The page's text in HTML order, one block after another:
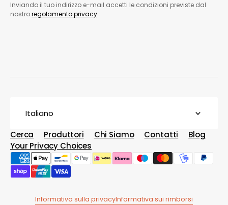
Inviando il tuo indirizzo e-mail accetti le condizioni previste dal
nostroregolamento privacy.
Italiano
Cerca
Produttori Chi Siamo Contatti
Blog
Your Privacy Choices
Informativa sulla privacyInformativa sui rimborsi